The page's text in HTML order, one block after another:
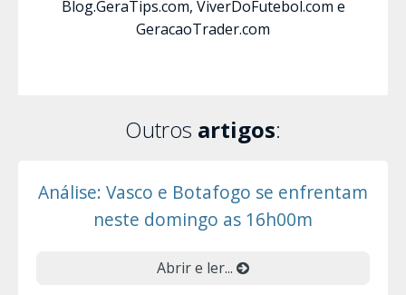
Blog.GeraTips.com, ViverDoFutebol.com e
GeracaoTrader.com
Outros artigos:
Análise: Vasco e Botafogo se enfrentam
neste domingo as 16h00m
Abrir e ler...